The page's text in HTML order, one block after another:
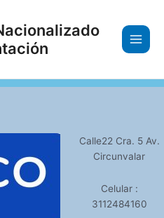
Calle22 Cra. 5 Av.
Circunvalar
Celular :
3112484160